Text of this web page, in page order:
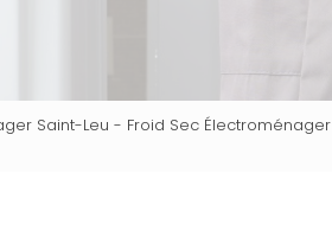
Saint-Leu - Froid Sec Électroménager